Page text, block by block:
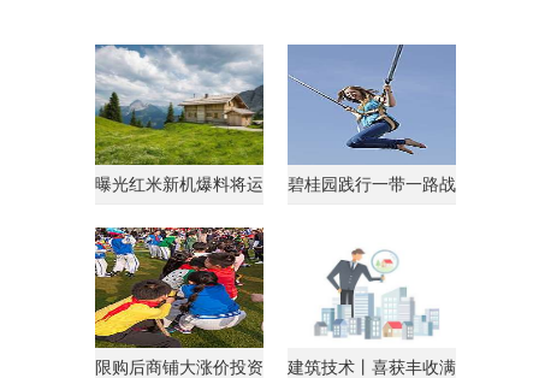
曝光红米新机爆料将运
碧桂园践行一带一路战
限购后商铺大涨价投资
建筑技术丨喜获丰收满